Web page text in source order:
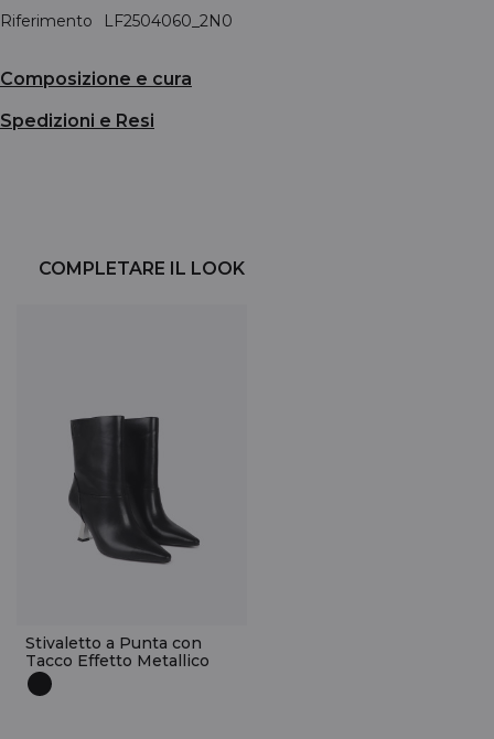
Riferimento
LF2504060_2N0
Composizione e cura
Spedizioni e Resi
COMPLETARE IL LOOK
Stivaletto a Punta con
Tacco Effetto Metallico